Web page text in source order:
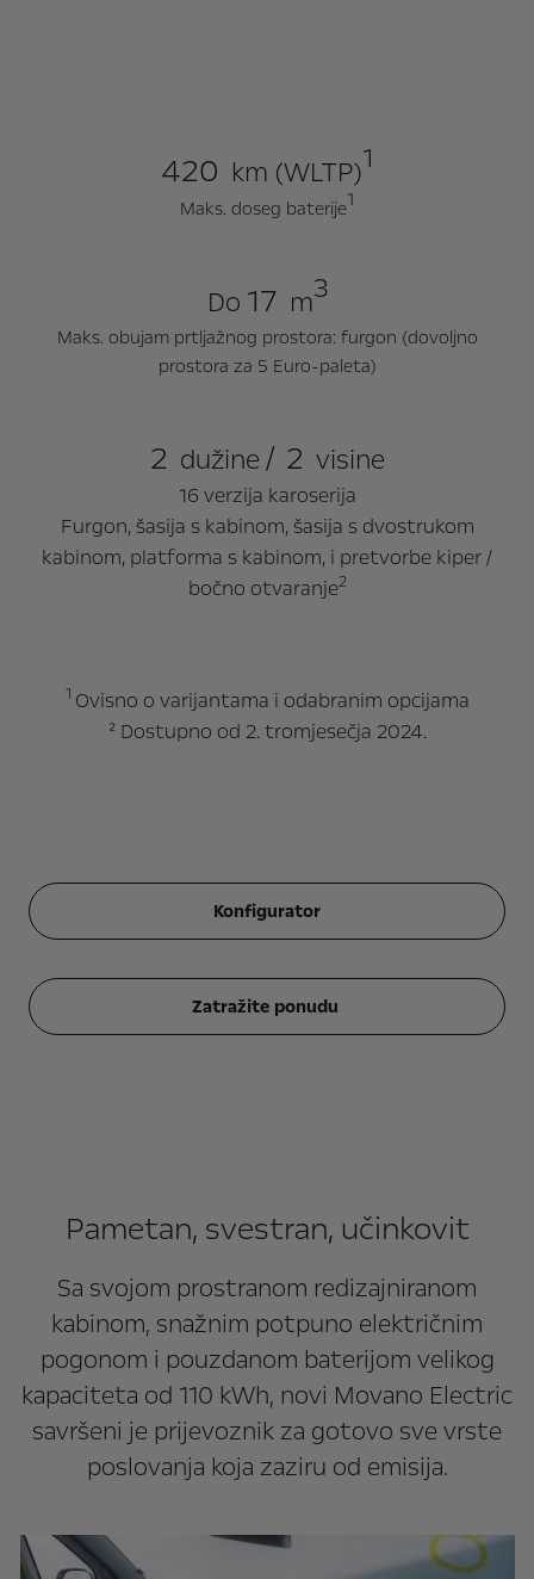
420 km (WLTP)1
Maks. doseg baterije1
Do 17 m3
Maks. obujam prtljažnog prostora: furgon (dovoljno
prostora za 5 Euro-paleta)
2 dužine / 2 visine
16 verzija karoserija
Furgon, šasija s kabinom, šasija s dvostrukom
kabinom, platforma s kabinom, i pretvorbe kiper /
bočno otvaranje2
1 Ovisno o varijantama i odabranim opcijama
² Dostupno od 2. tromjesečja 2024.
Konfigurator
Zatražite ponudu
Pametan, svestran, učinkovit
Sa svojom prostranom redizajniranom
kabinom, snažnim potpuno električnim
pogonom i pouzdanom baterijom velikog
kapaciteta od 110 kWh, novi Movano Electric
savršeni je prijevoznik za gotovo sve vrste
poslovanja koja zaziru od emisija.